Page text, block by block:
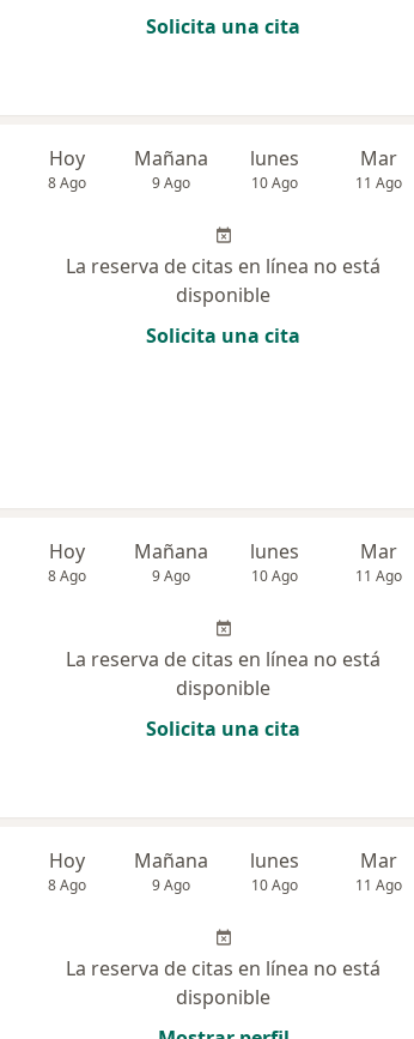
Solicita una cita
Hoy
8 Ago
Mañana
9 Ago
lunes
10 Ago
Mar
11 Ago
La reserva de citas en línea no está
disponible
Solicita una cita
Hoy
8 Ago
Mañana
9 Ago
lunes
10 Ago
Mar
11 Ago
La reserva de citas en línea no está
disponible
Solicita una cita
Hoy
8 Ago
Mañana
9 Ago
lunes
10 Ago
Mar
11 Ago
La reserva de citas en línea no está
disponible